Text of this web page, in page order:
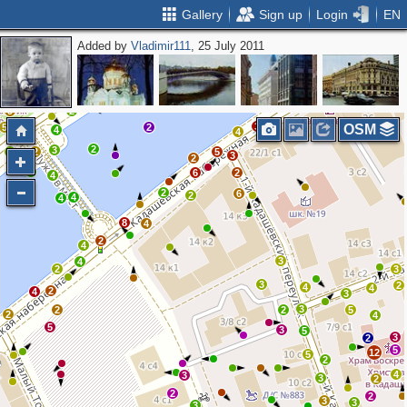
Gallery Sign up Login EN
Added byVladimir111, 25 July 2011
2
3
2
3
5
5
2
3
3
2
2
2
12
4
5
3
4
5
3
4
2
3
3
3
3
2
2
4
8
2
2
5
2
4
4
2
4
2
2
4
4
4
2
3
4
4
2
2
6
2
5 3
6
2
3
3
4
2
3
2
4
3
2
2
2
9
5
4
OSM